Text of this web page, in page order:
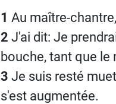
1 Au maître-
2 J'ai dit: Je
bouche, tant que le
3 Je suis resté
s'est augmentée.